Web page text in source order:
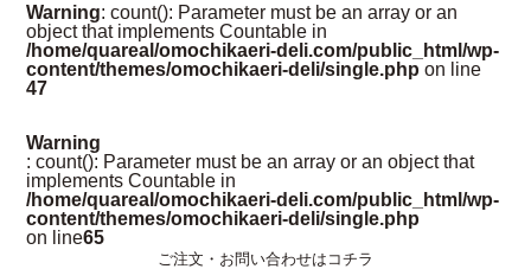
Warning: count(): Parameter must be an array or an
object that implements Countable in
/home/quareal/omochikaeri-deli.com/public_html/wp-
content/themes/omochikaeri-deli/single.php on line
47
Warning
: count(): Parameter must be an array or an object that
implements Countable in
/home/quareal/omochikaeri-deli.com/public_html/wp-
content/themes/omochikaeri-deli/single.php
on line65
ご注文・お問い合わせはコチラ